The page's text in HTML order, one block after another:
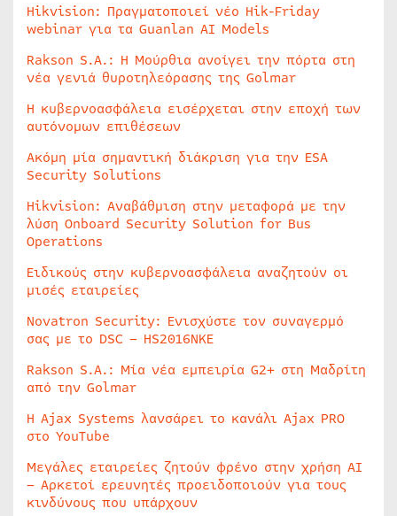
Hikvision: Πραγματοποιεί νέο Hik-Friday
webinar για τα Guanlan AI Models
Rakson S.A.: Η Μούρθια ανοίγει την πόρτα στη
νέα γενιά θυροτηλεόρασης της Golmar
Η κυβερνοασφάλεια εισέρχεται στην εποχή των
αυτόνομων επιθέσεων
Ακόμη μία σημαντική διάκριση για την ESA
Security Solutions
Hikvision: Αναβάθμιση στην μεταφορά με την
λύση Onboard Security Solution for Bus
Operations
Ειδικούς στην κυβερνοασφάλεια αναζητούν οι
μισές εταιρείες
Novatron Security: Ενισχύστε τον συναγερμό
σας με το DSC – HS2016NKE
Rakson S.A.: Μία νέα εμπειρία G2+ στη Μαδρίτη
από την Golmar
Η Ajax Systems λανσάρει το κανάλι Ajax PRO
στο YouTube
Μεγάλες εταιρείες ζητούν φρένο στην χρήση AI
– Αρκετοί ερευνητές προειδοποιούν για τους
κινδύνους που υπάρχουν